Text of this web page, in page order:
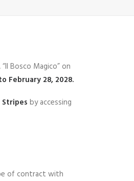
Bosco Magico” on
February 28, 2028.
by accessing
of contract with